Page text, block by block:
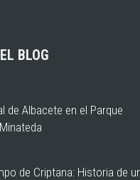
BLOG
de Albacete en el Parque
de Criptana: Historia de